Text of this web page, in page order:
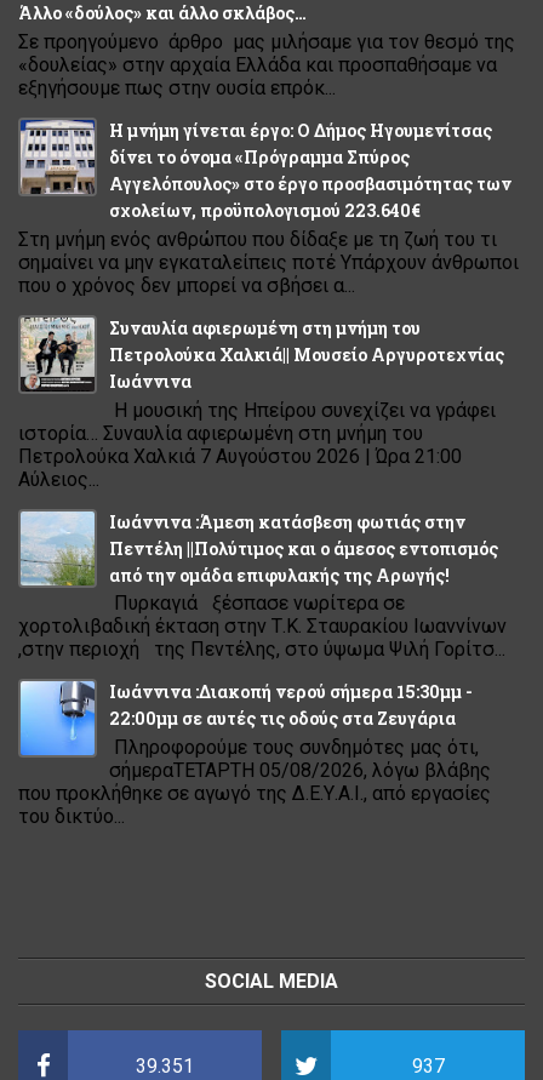
Άλλο «δούλος» και άλλο σκλάβος…
Σε προηγούμενο άρθρο μας μιλήσαμε για τον θεσμό της
«δουλείας» στην αρχαία Ελλάδα και προσπαθήσαμε να
εξηγήσουμε πως στην ουσία επρόκ...
Η μνήμη γίνεται έργο: Ο Δήμος Ηγουμενίτσας
δίνει το όνομα «Πρόγραμμα Σπύρος
Αγγελόπουλος» στο έργο προσβασιμότητας των
σχολείων, προϋπολογισμού 223.640€
Στη μνήμη ενός ανθρώπου που δίδαξε με τη ζωή του τι
σημαίνει να μην εγκαταλείπεις ποτέ Υπάρχουν άνθρωποι
που ο χρόνος δεν μπορεί να σβήσει α...
Συναυλία αφιερωμένη στη μνήμη του
Πετρολούκα Χαλκιά|| Μουσείο Αργυροτεχνίας
Ιωάννινα
Η μουσική της Ηπείρου συνεχίζει να γράφει
ιστορία… Συναυλία αφιερωμένη στη μνήμη του
Πετρολούκα Χαλκιά 7 Αυγούστου 2026 | Ώρα 21:00
Αύλειος...
Ιωάννινα :Άμεση κατάσβεση φωτιάς στην
Πεντέλη ||Πολύτιμος και ο άμεσος εντοπισμός
από την ομάδα επιφυλακής της Αρωγής!
Πυρκαγιά ξέσπασε νωρίτερα σε
χορτολιβαδική έκταση στην Τ.Κ. Σταυρακίου Ιωαννίνων
,στην περιοχή της Πεντέλης, στο ύψωμα Ψιλή Γορίτσ...
Ιωάννινα :Διακοπή νερού σήμερα 15:30μμ -
22:00μμ σε αυτές τις οδούς στα Ζευγάρια
Πληροφορούμε τους συνδημότες μας ότι,
σήμεραΤΕΤΑΡΤΗ 05/08/2026, λόγω βλάβης
που προκλήθηκε σε αγωγό της Δ.Ε.Υ.Α.Ι., από εργασίες
του δικτύο...
SOCIAL MEDIA
39.351 937